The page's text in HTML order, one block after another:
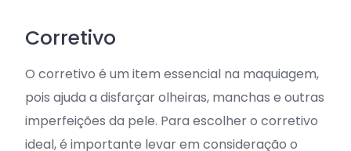
Corretivo
O corretivo é um item essencial na maquiagem,
pois ajuda a disfarçar olheiras, manchas e outras
imperfeições da pele. Para escolher o corretivo
ideal, é importante levar em consideração o